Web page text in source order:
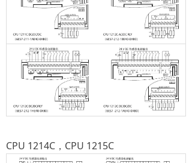
CPU 1214C，CPU 1215C